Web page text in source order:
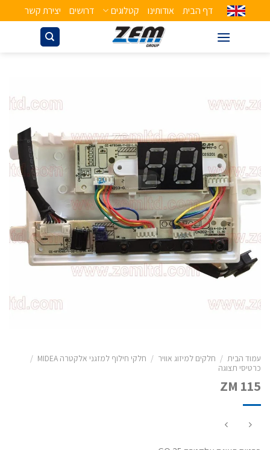
דף הבית אודותינו קטלוגים דרושים יצירת קשר
עמוד הבית / חלקים למיזוג אוויר / חלקי חילוף למזגני אלקטרה MIDEA
/
כרטיסי תצוגה
ZM 115